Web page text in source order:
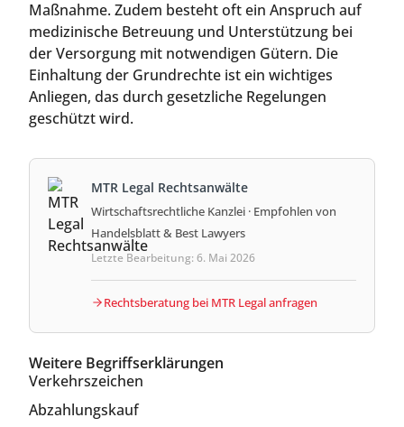
Maßnahme. Zudem besteht oft ein Anspruch auf
medizinische Betreuung und Unterstützung bei
der Versorgung mit notwendigen Gütern. Die
Einhaltung der Grundrechte ist ein wichtiges
Anliegen, das durch gesetzliche Regelungen
geschützt wird.
MTR Legal Rechtsanwälte
Wirtschaftsrechtliche Kanzlei · Empfohlen von
Handelsblatt & Best Lawyers
Letzte Bearbeitung: 6. Mai 2026
Rechtsberatung bei MTR Legal anfragen
Weitere Begriffserklärungen
Verkehrszeichen
Abzahlungskauf